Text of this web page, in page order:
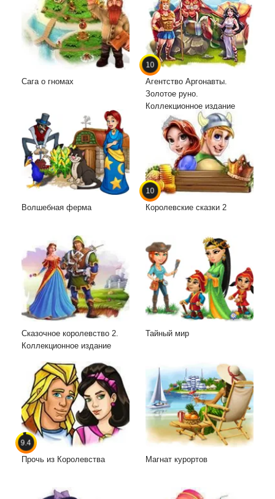
Сага о гномах
10
Агентство Аргонавты.
Золотое руно.
Коллекционное издание
Волшебная ферма
10
Королевские сказки 2
Сказочное королевство 2.
Коллекционное издание
Тайный мир
9.4
Прочь из Королевства Магнат курортов